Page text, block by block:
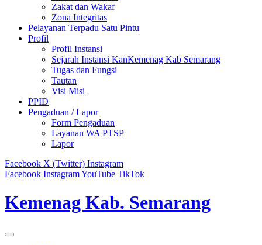
Zakat dan Wakaf
Zona Integritas
Pelayanan Terpadu Satu Pintu
Profil
Profil Instansi
Sejarah Instansi KanKemenag Kab Semarang
Tugas dan Fungsi
Tautan
Visi Misi
PPID
Pengaduan / Lapor
Form Pengaduan
Layanan WA PTSP
Lapor
Facebook X (Twitter) Instagram
Facebook InstagramYouTube TikTok
Kemenag Kab. Semarang